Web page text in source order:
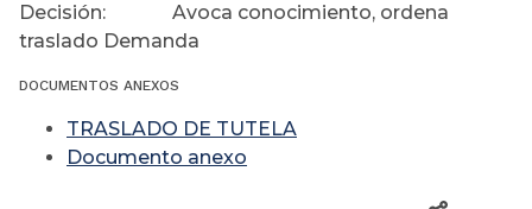
Decisión: Avoca conocimiento, ordena
traslado Demanda
DOCUMENTOS ANEXOS
TRASLADO DE TUTELA
Documento anexo